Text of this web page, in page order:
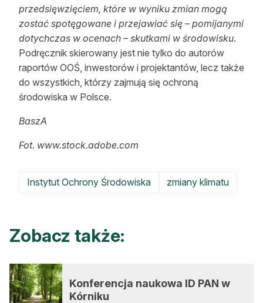
przedsięwzięciem, które w wyniku zmian mogą
zostać spotęgowane i przejawiać się – pomijanymi
dotychczas w ocenach – skutkami w środowisku.
Podręcznik skierowany jest nie tylko do autorów
raportów OOŚ, inwestorów i projektantów, lecz także
do wszystkich, którzy zajmują się ochroną
środowiska w Polsce.
BaszA
Fot. www.stock.adobe.com
Instytut Ochrony Środowiska zmiany klimatu
Zobacz także:
Konferencja naukowa ID PAN w
Kórniku